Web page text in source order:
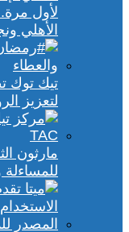
لأول
الأهلي
تيك توك
لتعزيز
مارثون